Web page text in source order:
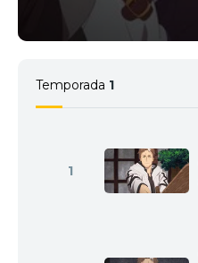
Temporada 1
1